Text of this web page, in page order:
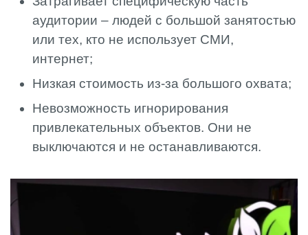
аудитории – людей с большой занятостью
или тех, кто не использует СМИ,
интернет;
Низкая стоимость из-за большого охвата;
Невозможность игнорирования
привлекательных объектов. Они не
выключаются и не останавливаются.